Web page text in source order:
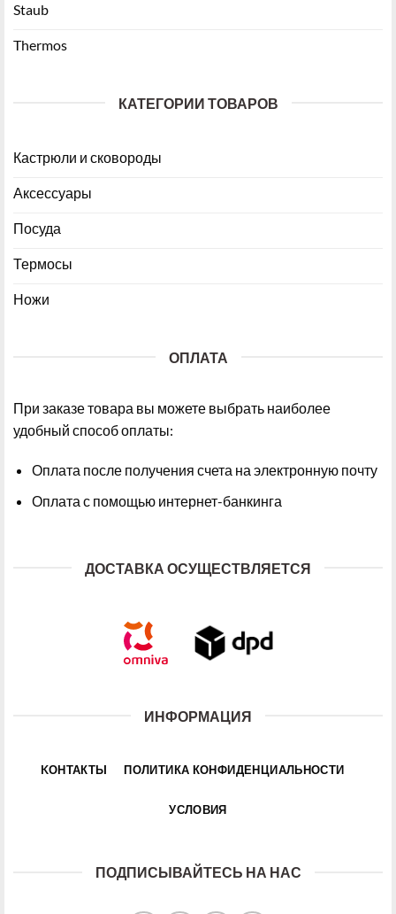
Staub
Thermos
КАТЕГОРИИ ТОВАРОВ
Кастрюли и сковороды
Аксессуары
Посуда
Термосы
Ножи
ОПЛАТА
При заказе товара вы можете выбрать наиболее
удобный способ оплаты:
Оплата после получения счета на электронную почту
Оплата с помощью интернет-банкинга
ДОСТАВКА ОСУЩЕСТВЛЯЕТСЯ
ИНФОРМАЦИЯ
KОНТАКТЫ ПОЛИТИКА КОНФИДЕНЦИАЛЬНОСТИ
УСЛОВИЯ
ПОДПИСЫВАЙТЕСЬ НА НАС